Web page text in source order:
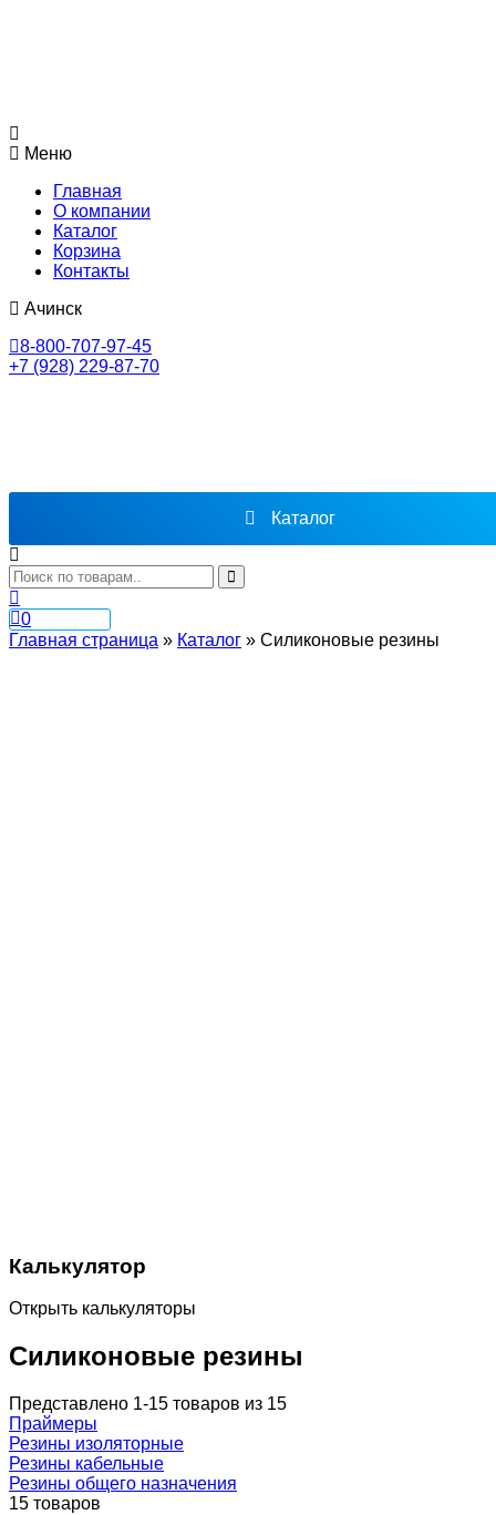
Меню
Главная
О компании
Каталог
Корзина
Контакты
Ачинск
8-800-707-97-45
+7 (928) 229-87-70
Каталог
0
Главная страница » Каталог » Силиконовые резины
Калькулятор
Открыть калькуляторы
Силиконовые резины
Представлено 1-15 товаров из 15
Праймеры
Резины изоляторные
Резины кабельные
Резины общего назначения
15 товаров